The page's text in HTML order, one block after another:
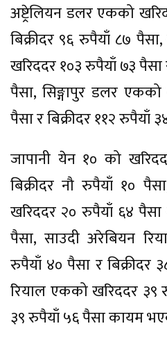
अष्ट्रेलियन डलर एकको
बिक्रीदर ९६ रुपैयाँ ८७
खरिददर १०३ रुपैयाँ ७३ पैसा
पैसा, सिङ्गापुर डलर
पैसा र बिक्रीदर ११२ रुपैयाँ
जापानी येन १० को
बिक्रीदर नौ रुपैयाँ १०
खरिददर २० रुपैयाँ ६४ पैसा
पैसा, साउदी अरेबियन
रुपैयाँ ४० पैसा र बिक्रीदर
रियाल एकको खरिददर ३९
३९ रुपैयाँ ५६ पैसा कायम